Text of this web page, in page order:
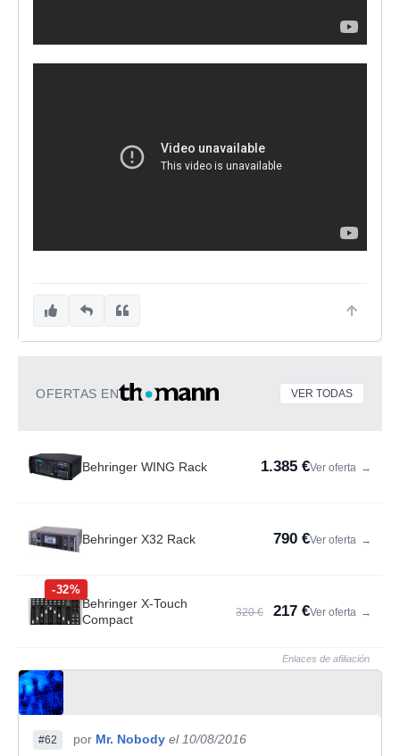
OFERTAS EN VER TODAS
Behringer WING Rack 1.385 €Ver oferta →
Behringer X32 Rack 790 €Ver oferta →
-32%
Behringer X-Touch
Compact
320 € 217 €Ver oferta →
Enlaces de afiliación
#62 por Mr. Nobody el 10/08/2016